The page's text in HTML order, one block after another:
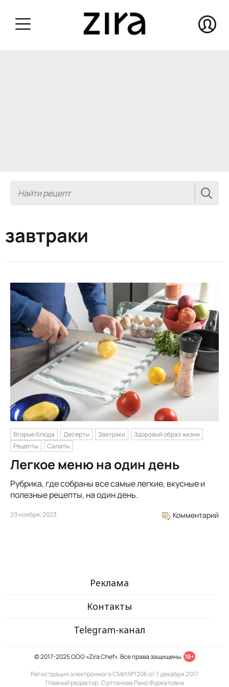
завтраки
Вторые блюда Десерты Завтраки
Здоровый образ жизни
Рецепты
Салаты
Легкое меню на один день
Рубрика, где собраны все самые легкие, вкусные и
полезные рецепты, на один день.
29 ноября, 2023 Комментарий
Реклама
Контакты
Telegram-канал
© 2017-2025 ООО «Zira Chef». Все права защищены. 18+
Регистрация электронного СМИ №1206 от 7 декабря 2017
Главный редактор: Султанова Рано Фуркатовна